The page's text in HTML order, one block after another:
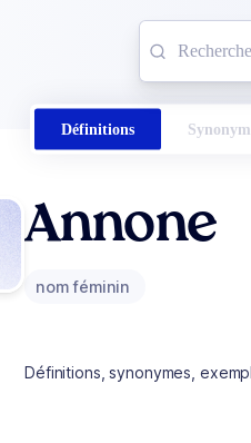
Définitions
Annone
nom féminin
Définitions, synonymes,